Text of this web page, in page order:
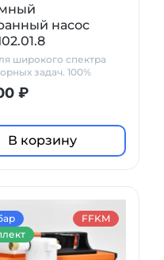
насос
широкого спектра
задач. 100%
₽
В корзину
FFKM